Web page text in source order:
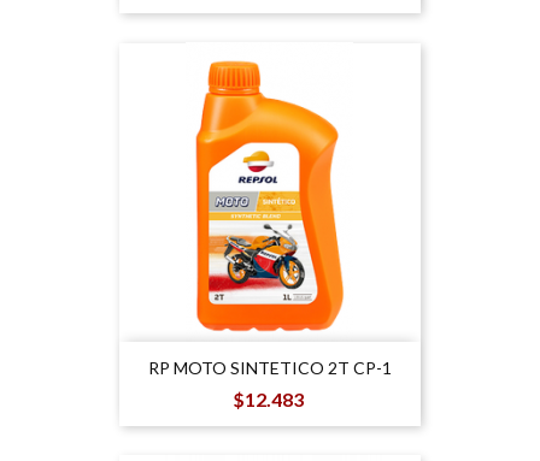
RP MOTO SINTETICO 2T CP-1
Precio
$12.483